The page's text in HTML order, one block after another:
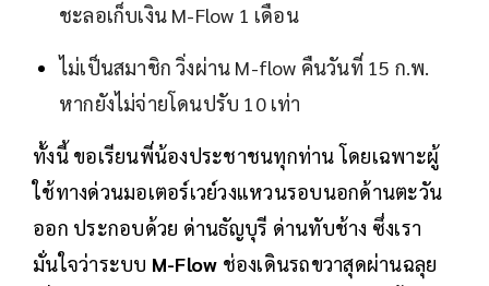
ชะลอเก็บเงิน M-Flow 1 เดือน
ไม่เป็นสมาชิก วิ่งผ่าน M-flow คืนวันที่ 15 ก.พ.
หากยังไม่จ่ายโดนปรับ 10 เท่า
ทั้งนี้ ขอเรียนพี่น้องประชาชนทุกท่าน โดยเฉพาะผู้
ใช้ทางด่วนมอเตอร์เวย์วงแหวนรอบนอกด้านตะวัน
ออก ประกอบด้วย ด่านธัญบุรี ด่านทับช้าง ซึ่งเรา
มั่นใจว่าระบบ M-Flow ช่องเดินรถขวาสุดผ่านฉลุย